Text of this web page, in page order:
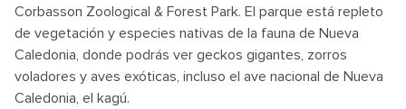
Corbasson Zoological & Forest Park. El parque está repleto
de vegetación y especies nativas de la fauna de Nueva
Caledonia, donde podrás ver geckos gigantes, zorros
voladores y aves exóticas, incluso el ave nacional de Nueva
Caledonia, el kagú.